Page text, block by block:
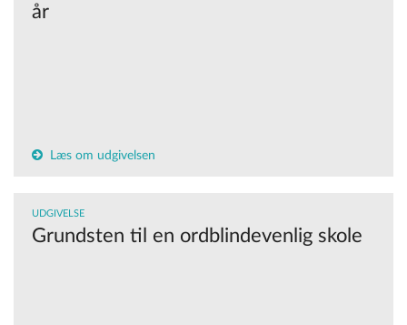
år
Læs om udgivelsen
UDGIVELSE
Grundsten til en ordblindevenlig skole